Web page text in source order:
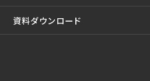
資料ダウンロード